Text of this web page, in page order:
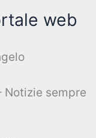
web
Notizie sempre